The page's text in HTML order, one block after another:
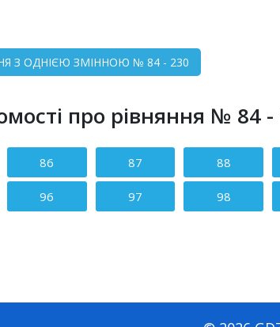
З ОДНІЄЮ ЗМІННОЮ № 84 - 230
про рівняння № 84 -
86 87 88
96 97 98